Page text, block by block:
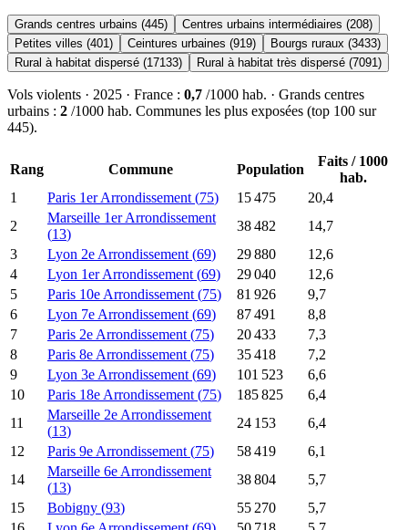
Grands centres urbains (445) Centres urbains intermédiaires (208)
Petites villes (401 ) Ceintures urbaines (919) Bourgs ruraux (3433)
Rural à habitat dispersé (17133) Rural à habitat très dispersé (7091 )
Vols violents · 2025 · France : 0,7 /1000 hab. · Grands centres
urbains : 2 /1000 hab. Communes les plus exposées (top 100 sur
445).
Rang Commune Population
Faits / 1000
hab.
1
Paris 1er Arrondissement (75) 15 475
20,4
2
Marseille 1er Arrondissement
(13)
38 482
14,7
3
Lyon 2e Arrondissement (69) 29 880
12,6
4
Lyon 1er Arrondissement (69) 29 040
12,6
5
Paris 10e Arrondissement (75) 81 926
9,7
6
Lyon 7e Arrondissement (69) 87 491
8,8
7
Paris 2e Arrondissement (75) 20 433
7,3
8
Paris 8e Arrondissement (75) 35 418
7,2
9
Lyon 3e Arrondissement (69) 101 523
6,6
10
Paris 18e Arrondissement (75) 185 825
6,4
11
Marseille 2e Arrondissement
(13)
24 153
6,4
12
Paris 9e Arrondissement (75) 58 419
6,1
14
Marseille 6e Arrondissement
(13)
38 804
5,7
15
Bobigny (93) 55 270
5,7